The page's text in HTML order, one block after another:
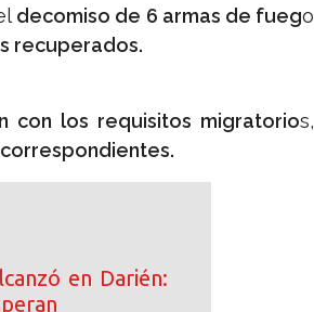
decomiso de 6 armas de fuego
recuperados.
con los requisitos migratorios,
en Darién: